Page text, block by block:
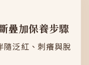
疊加保養步驟
隨泛紅、刺癢與脫